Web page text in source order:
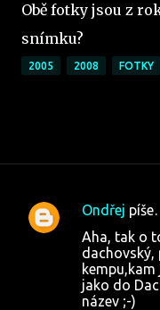
Obě fotky jsou z
snímku?
2005 2008 FOTKY
K
Ondřej
Aha, tak o
dachovský,
jako do
název ;-)